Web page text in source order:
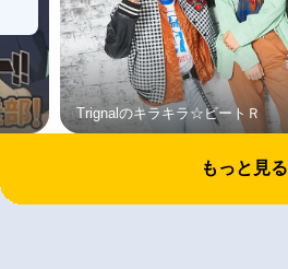
Trignalのキラキラ☆ビートＲ
もっと見る